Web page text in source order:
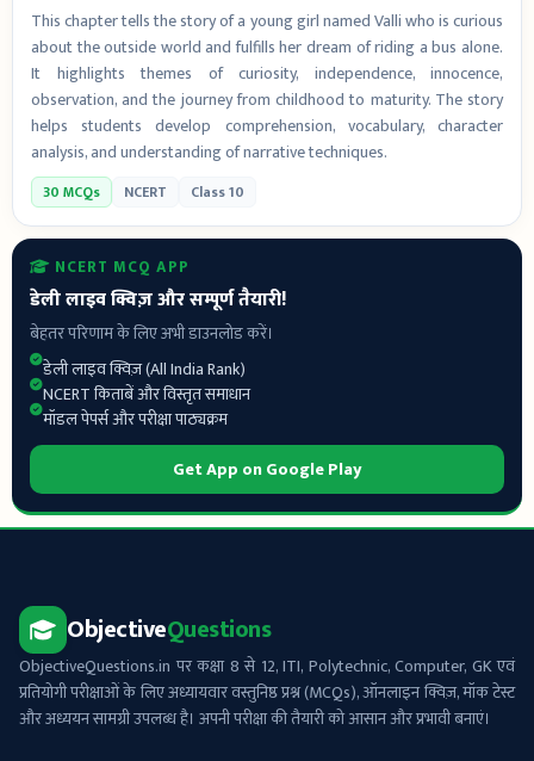
This chapter tells the story of a young girl named Valli who is curious
about the outside world and fulfills her dream of riding a bus alone.
It highlights themes of curiosity, independence, innocence,
observation, and the journey from childhood to maturity. The story
helps students develop comprehension, vocabulary, character
analysis, and understanding of narrative techniques.
30 MCQs NCERT Class 10
NCERT MCQ APP
डेली लाइव क्विज़ और सम्पूर्ण तैयारी!
बेहतर परिणाम के लिए अभी डाउनलोड करें।
डेली लाइव क्विज़ (All India Rank)
NCERT किताबें और विस्तृत समाधान
मॉडल पेपर्स और परीक्षा पाठ्यक्रम
Get App on Google Play
ObjectiveQuestions
ObjectiveQuestions.in पर कक्षा 8 से 12, ITI, Polytechnic, Computer, GK एवं
प्रतियोगी परीक्षाओं के लिए अध्यायवार वस्तुनिष्ठ प्रश्न (MCQs), ऑनलाइन क्विज़, मॉक टेस्ट
और अध्ययन सामग्री उपलब्ध है। अपनी परीक्षा की तैयारी को आसान और प्रभावी बनाएं।